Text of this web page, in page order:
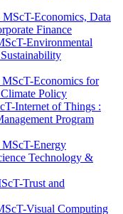
Economics, Data
Finance
Environmental
Economics for
Policy
Internet of Things :
Program
Energy
Technology &
Trust and
Visual Computing